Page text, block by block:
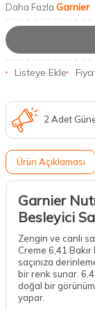
Daha Fazla Garnier
Listeye Ekle
2 Adet
Ürün Açıklaması
Garnier
Besleyici
Zengin ve canlı
Creme 6,41
saçınıza
bir renk sunar.
doğal bir görünüm
yapar.